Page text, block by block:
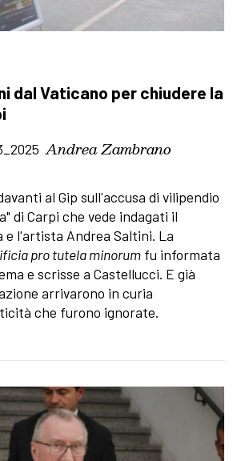
dal Vaticano per chiudere la
Andrea Zambrano
al Gip sull'accusa di vilipendio
di Carpi che vede indagati il
e l'artista Andrea Saltini. La
pro tutela minorum fu informata
e scrisse a Castellucci. E già
arrivarono in curia
che furono ignorate.